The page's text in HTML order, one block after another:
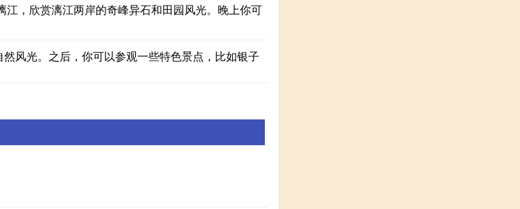
江，欣赏漓江两岸的奇峰异石和田园风光。晚上你可
风光。之后，你可以参观一些特色景点，比如银子